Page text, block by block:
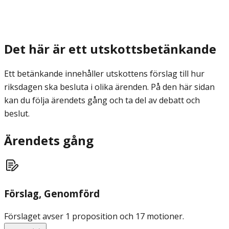
Det här är ett utskottsbetänkande
Ett betänkande innehåller utskottens förslag till hur
riksdagen ska besluta i olika ärenden. På den här sidan
kan du följa ärendets gång och ta del av debatt och
beslut.
Ärendets gång
Förslag, Genomförd
Förslaget avser 1 proposition och 17 motioner.